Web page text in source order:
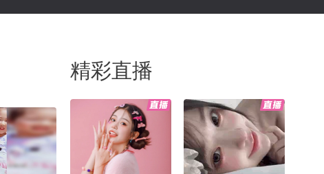
精彩直播